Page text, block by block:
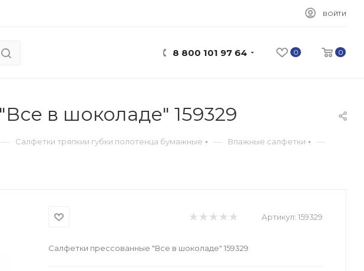
ВОЙТИ
0 0
8 800 101 97 64
в шоколаде" 159329
— Салфетки тряпкии губки полотенца бумажные — Влажные салфетки —
Артикул: 159329
Салфетки прессованные "Все в шоколаде" 159329